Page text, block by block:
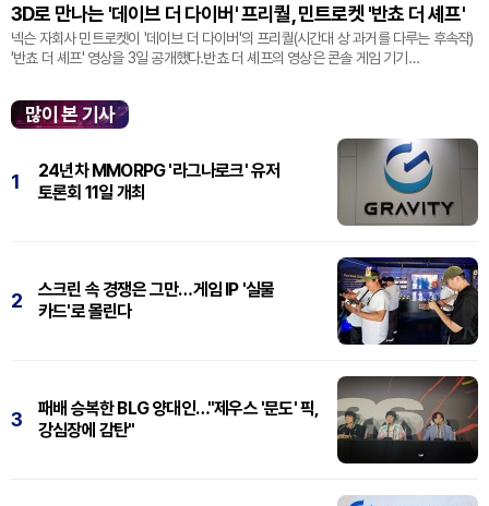
3D로 만나는 '데이브 더 다이버' 프리퀄, 민트로켓 '반쵸 더 셰프'
넥슨 자회사 민트로켓이 '데이브 더 다이버'의 프리퀄(시간대 상 과거를 다루는 후속작)
'반쵸 더 셰프' 영상을 3일 공개했다.반쵸 더 셰프의 영상은 콘솔 게임 기기
많이 본 기사
1
24년차 MMORPG '라그나로크' 유저
토론회 11일 개최
2
스크린 속 경쟁은 그만…게임 IP '실물
카드'로 몰린다
3
패배 승복한 BLG 양대인…"제우스 '문도' 픽,
강심장에 감탄"